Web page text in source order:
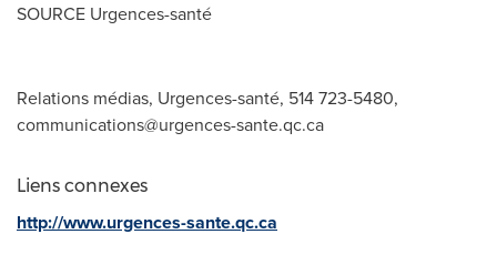
SOURCE Urgences-santé
Relations médias, Urgences-santé, 514 723-5480,
communications@urgences-sante.qc.ca
Liens connexes
http://www.urgences-sante.qc.ca